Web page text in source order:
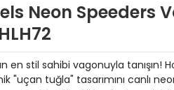
Neon Speeders
en stil sahibi vagonuyla tanışın!
"uçan tuğla" tasarımını canlı